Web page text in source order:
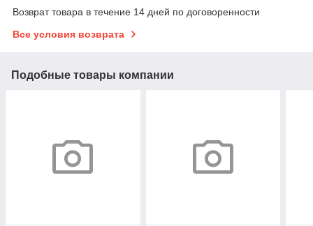
Возврат товара в течение 14 дней по договоренности
Все условия возврата
Подобные товары компании